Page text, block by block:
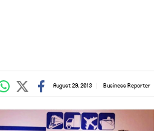
Business Reporter
August 29, 2013